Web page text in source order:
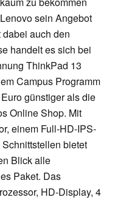
sein Angebot
auch den
handelt es sich bei
ThinkPad 13
Campus Programm
günstiger als die
Online Shop. Mit
einem Full-HD-IPS-
bietet
Blick alle
Paket. Das
HD-Display, 4